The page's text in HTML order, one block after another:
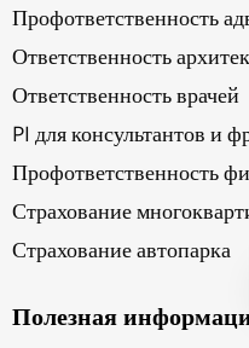
Профответственность
Ответственность
Ответственность врачей
PI для консультантов и
Профответственность
Страхование
Страхование автопарка
Полезная